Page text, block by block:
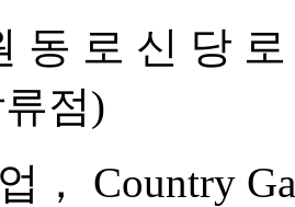
동 로 신 당
점)
， Country